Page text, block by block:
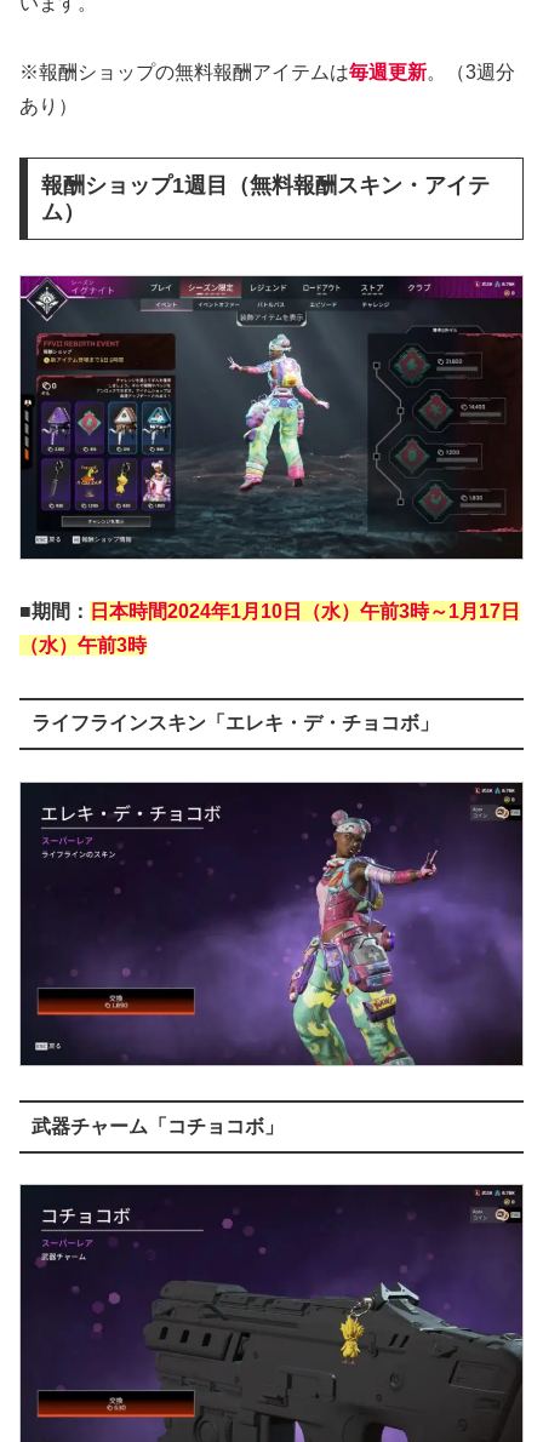
※報酬ショップの無料報酬アイテムは毎週更新。（3週分
あり）
報酬ショップ1週目（無料報酬スキン・アイテ
ム）
■期間： 日本時間2024年1月10日（水）午前3時～1月17日
（水）午前3時
ライフラインスキン「エレキ・デ・チョコボ」
武器チャーム「コチョコボ」